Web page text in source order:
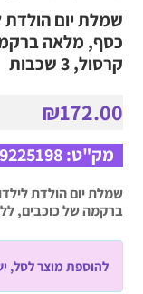
שמלת יום הולדת
כסף, מלאה
קרסול, 3 שכבות
₪172.00
מק"ט:
שמלת יום הולדת
ברקמה של כוכבים, ללא
להוספת מוצר לסל,